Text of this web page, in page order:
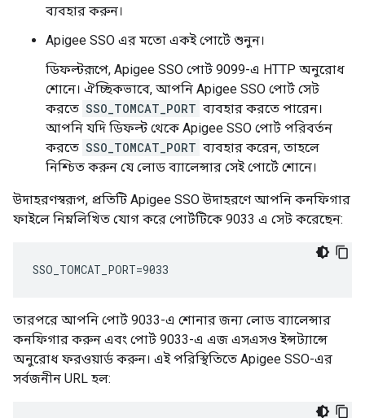
ব্যবহার করুন।
Apigee SSO এর মতো একই পোর্টে শুনুন।
ডিফল্টরূপে, Apigee SSO পোর্ট 9099-এ HTTP অনুরোধ
শোনে। ঐচ্ছিকভাবে, আপনি Apigee SSO পোর্ট সেট
করতে SSO_TOMCAT_PORT ব্যবহার করতে পারেন।
আপনি যদি ডিফল্ট থেকে Apigee SSO পোর্ট পরিবর্তন
করতে SSO_TOMCAT_PORT ব্যবহার করেন, তাহলে
নিশ্চিত করুন যে লোড ব্যালেন্সার সেই পোর্টে শোনে।
উদাহরণস্বরূপ, প্রতিটি Apigee SSO উদাহরণে আপনি কনফিগার
ফাইলে নিম্নলিখিত যোগ করে পোর্টটিকে 9033 এ সেট করেছেন:
SSO_TOMCAT_PORT=9033
তারপরে আপনি পোর্ট 9033-এ শোনার জন্য লোড ব্যালেন্সার
কনফিগার করুন এবং পোর্ট 9033-এ এজ এসএসও ইন্সট্যান্সে
অনুরোধ ফরওয়ার্ড করুন। এই পরিস্থিতিতে Apigee SSO-এর
সর্বজনীন URL হল: